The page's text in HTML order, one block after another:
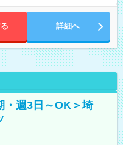
詳細へ
・週3日～OK＞埼